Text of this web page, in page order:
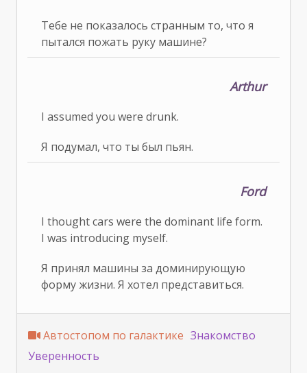
Тебе не показалось странным то, что я
пытался пожать руку машине?
Arthur
I assumed you were drunk.
Я подумал, что ты был пьян.
Ford
I thought cars were the dominant life form.
I was introducing myself.
Я принял машины за доминирующую
форму жизни. Я хотел представиться.
Автостопом по галактике Знакомство
Уверенность